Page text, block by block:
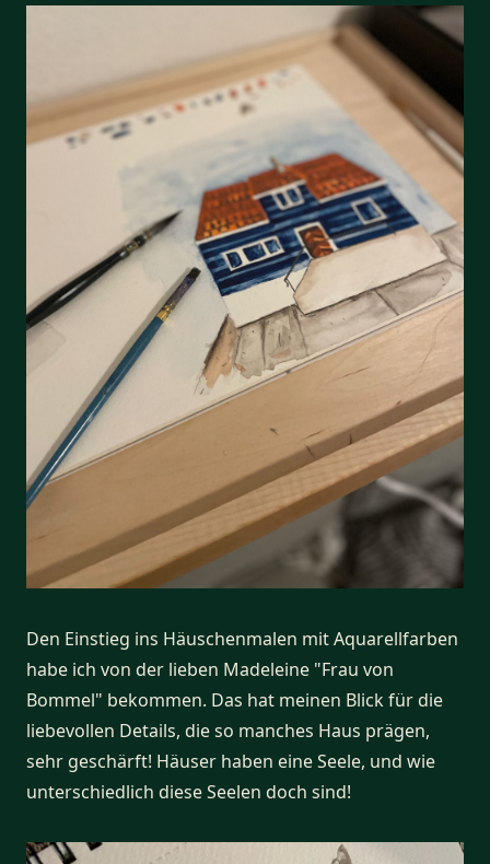
Den Einstieg ins Häuschenmalen mit Aquarellfarben
habe ich von der lieben Madeleine "Frau von
Bommel" bekommen. Das hat meinen Blick für die
liebevollen Details, die so manches Haus prägen,
sehr geschärft! Häuser haben eine Seele, und wie
unterschiedlich diese Seelen doch sind!